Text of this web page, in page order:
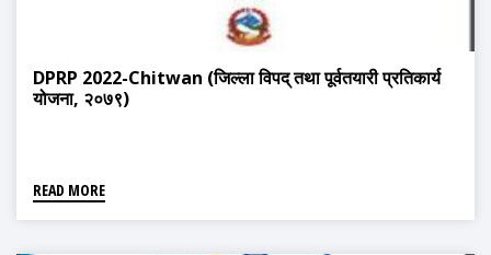
DPRP 2022-Chitwan (जिल्ला विपद् तथा पूर्वतयारी प्रतिकार्य
योजना, २०७९)
READ MORE